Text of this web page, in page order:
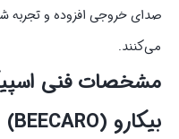
صدای خروجی افزوده و تجربه
می‌کنند.
بیکارو (BEECARO)